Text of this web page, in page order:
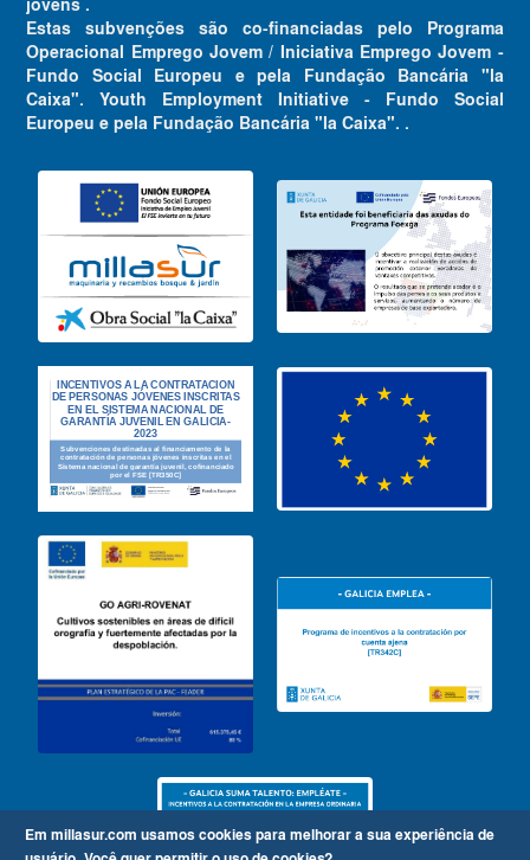
Estas subvenções são co-financiadas pelo Programa
Operacional Emprego Jovem / Iniciativa Emprego Jovem -
Fundo Social Europeu e pela Fundação Bancária "la
Caixa". Youth Employment Initiative - Fundo Social
Europeu e pela Fundação Bancária "la Caixa". .
Em millasur.com usamos cookies para melhorar a sua experiência de